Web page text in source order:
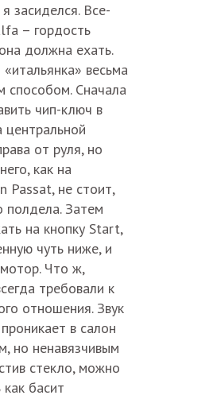
засиделся. Все-
– гордость
должна ехать.
весьма
способом. Сначала
чип-ключ в
центральной
от руля, но
как на
Passat, не стоит,
полдела. Затем
на кнопку Start,
чуть ниже, и
Что ж,
требовали к
отношения. Звук
в салон
но ненавязчивым
стекло, можно
басит